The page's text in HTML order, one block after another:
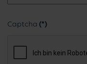
Captcha (*)